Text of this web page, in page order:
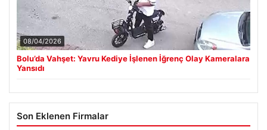
08/04/2026
Bolu’da Vahşet: Yavru Kediye İşlenen İğrenç Olay Kameralara
Yansıdı
Son Eklenen Firmalar